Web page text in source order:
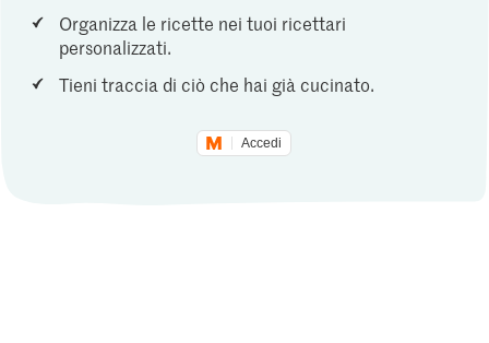
Organizza le ricette nei tuoi ricettari
personalizzati.
Tieni traccia di ciò che hai già cucinato.
Accedi